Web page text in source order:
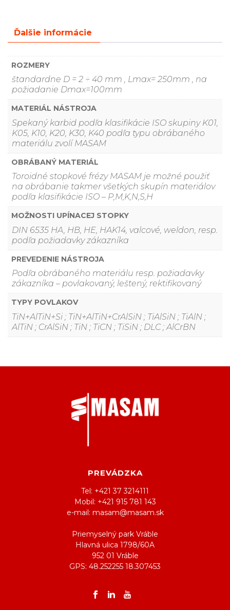
Ďalšie informácie
ROZMERY
štandardne D = 2 ÷ 40 mm , Lmax= 250mm , na
požiadanie Dmax=100mm
MATERIÁL NÁSTROJA
Spekaný karbid podľa klasifikácie ISO skupiny K01,
K05, K10, K20, K30, K40 podľa typu obrábaného
materiálu zvolí MASAM
OBRÁBANÝ MATERIÁL
Toroidné stopkové frézy MASAM je možné použiť
na obrábanie takmer všetkých skupín materiálov
podľa klasifikácie ISO – P,M,K,N,S,H
MOŽNOSTI UPÍNACEJ STOPKY
DIN 6535 HA, HB, HE, HAK14, valcové, weldon, resp.
podľa požiadavky zákazníka
PREVEDENIE NÁSTROJA
Podľa obrábaného materiálu resp. požiadavky
zákazníka – povlakovaný, leštený, rektifikovaný
TYPY POVLAKOV
TiN+AlTiN+Si ; TiN+AlTiN+CrAlSiN ; TiAlSiN ; TiAlN ;
AlTiN ; CrAlSiN ; TiN ; TiCN ; TiSiN ; DLC ; AlCrBN
PREVÁDZKA
Tel: +421 37 3214111
Mobil: +421 915 781 143
e-mail: masam@masam.sk
Priemyselný park Vráble
Hlavná ulica 1798/60A
952 01 Vráble
GPS: 48.252255 18.307453